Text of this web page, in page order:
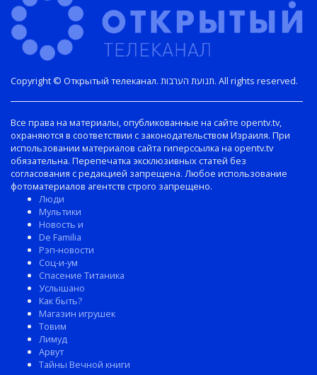
Copyright © Открытый телеканал. תנועת הערבות. All rights reserved.
Все права на материалы, опубликованные на сайте opentv.tv,
охраняются в соответствии с законодательством Израиля. При
использовании материалов сайта гиперссылка на opentv.tv
обязательна. Перепечатка эксклюзивных статей без
согласования с редакцией запрещена. Любое использование
фотоматериалов агентств строго запрещено.
Люди
Мультики
Новость и
De Familia
Рэп-новости
Соц-и-ум
Спасение Титаника
Услышано
Как быть?
Магазин игрушек
Товим
Лимуд
Арвут
Тайны Вечной книги